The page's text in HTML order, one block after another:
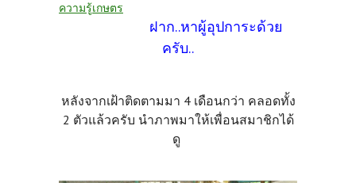
ความรู้เกษตร
ฝาก..หาผู้อุปการะด้วย
ครับ..
หลังจากเฝ้าติดตามมา 4 เดือนกว่า คลอดทั้ง
2 ตัวแล้วครับ นำภาพมาให้เพื่อนสมาชิกได้
ดู